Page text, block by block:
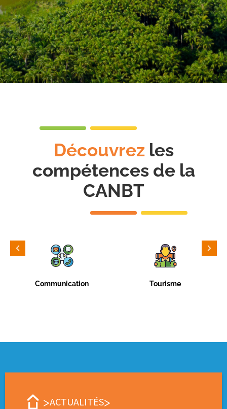
Découvrezles
compétences de la
CANBT
Communication Tourisme
ACTUALITÉS